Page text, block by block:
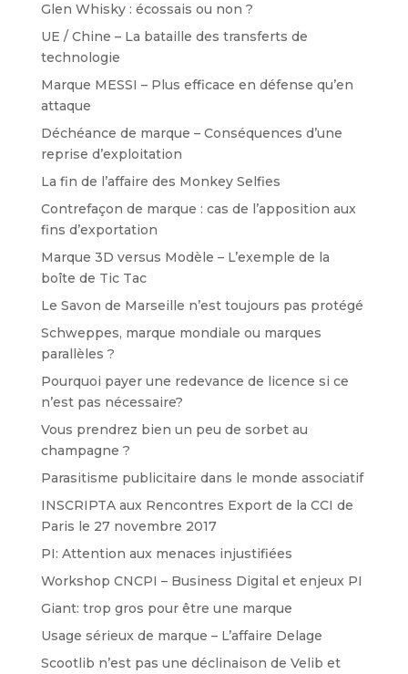
Glen Whisky : écossais ou non ?
UE / Chine – La bataille des transferts de
technologie
Marque MESSI – Plus efficace en défense qu’en
attaque
Déchéance de marque – Conséquences d’une
reprise d’exploitation
La fin de l’affaire des Monkey Selfies
Contrefaçon de marque : cas de l’apposition aux
fins d’exportation
Marque 3D versus Modèle – L’exemple de la
boîte de Tic Tac
Le Savon de Marseille n’est toujours pas protégé
Schweppes, marque mondiale ou marques
parallèles ?
Pourquoi payer une redevance de licence si ce
n’est pas nécessaire?
Vous prendrez bien un peu de sorbet au
champagne ?
Parasitisme publicitaire dans le monde associatif
INSCRIPTA aux Rencontres Export de la CCI de
Paris le 27 novembre 2017
PI: Attention aux menaces injustifiées
Workshop CNCPI – Business Digital et enjeux PI
Giant: trop gros pour être une marque
Usage sérieux de marque – L’affaire Delage
Scootlib n’est pas une déclinaison de Velib et